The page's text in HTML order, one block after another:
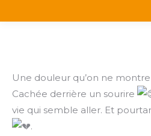
Une douleur qu’on ne
Cachée derrière un sourire
vie qui semble aller. Et
.